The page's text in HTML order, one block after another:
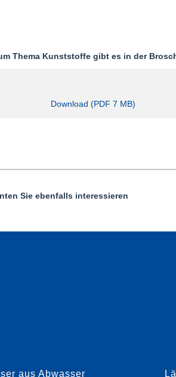
Thema Kunststoffe gibt es in der
Download (PDF 7 MB)
Sie ebenfalls interessieren
aus Abwasser